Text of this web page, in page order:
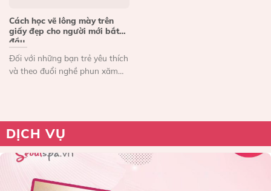
Cách học vẽ lông mày trên
giấy đẹp cho người mới bắt
đầu
Đối với những bạn trẻ yêu thích
và theo đuổi nghề phun xăm
DỊCH VỤ